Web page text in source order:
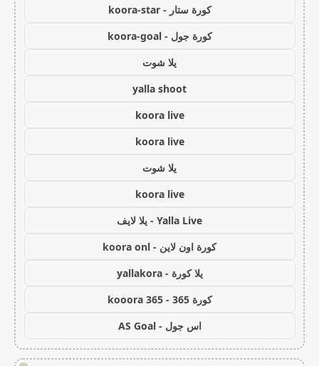
كورة ستار - koora-star
كورة جول - koora-goal
يلا شوت
yalla shoot
koora live
koora live
يلا شوت
koora live
Yalla Live - يلا لايف
كورة اون لاين - koora onl
يلا كورة - yallakora
كورة 365 - kooora 365
اس جول - AS Goal